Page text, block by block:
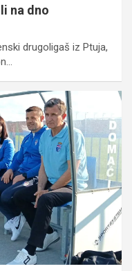
na dno
drugoligaš iz Ptuja,